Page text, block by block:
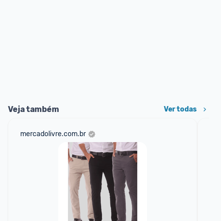
Veja também Ver todas
mercadolivre.com.br